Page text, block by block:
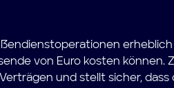
von Euro kosten können.
und stellt sicher,